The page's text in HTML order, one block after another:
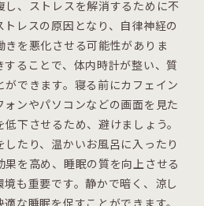
、ストレスを解消するために不
レスの原因となり、自律神経の
を悪化させる可能性がありま
ることで、体内時計が整い、質
できます。寝る前にカフェイン
ンやパソコンなどの画面を見た
下させるため、避けましょう。
たり、温かいお風呂に入ったり
を高め、睡眠の質を向上させる
も重要です。静かで暗く、涼し
な睡眠を促すことができます。